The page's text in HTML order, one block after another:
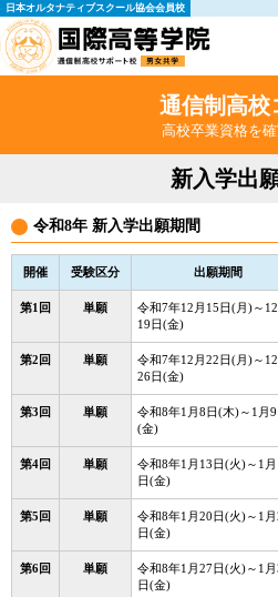
日本オルタナティブスクール協会会員校
通信制高校
高校卒業資格を
新入学出
令和8年 新入学出願期間
開催 受験区分 出願期間
第1回 単願
令和7年12月15日(月)～12
19日(金)
第2回 単願
令和7年12月22日(月)～12
26日(金)
第3回 単願
令和8年1月8日(木)～1月9
(金)
第4回 単願
令和8年1月13日(火)～1
日(金)
第5回 単願
令和8年1月20日(火)～1月
日(金)
第6回 単願
令和8年1月27日(火)～1月
日(金)